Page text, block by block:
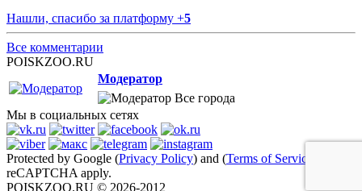
Нашли, спасибо за платформу +5
Все комментарии
POISKZOO.RU
Модератор
Все города
Мы в социальных сетях
Protected by Google (Privacy Policy) and (Terms of Service
reCAPTCHA apply.
POISKZOO.RU © 2026-2012